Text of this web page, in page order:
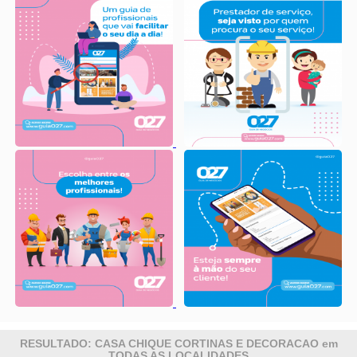
RESULTADO: CASA CHIQUE CORTINAS E DECORACAO em